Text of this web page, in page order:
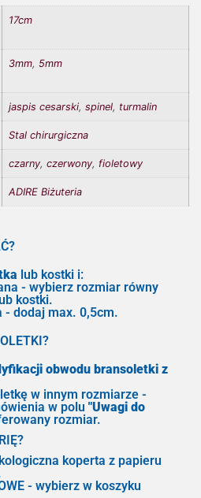
17cm
3mm, 5mm
jaspis cesarski, spinel, turmalin
Stal chirurgiczna
czarny, czerwony, fioletowy
ADIRE Biżuteria
lub kostki i:
- wybierz rozmiar równy
kostki.
dodaj max. 0,5cm.
obwodu bransoletki z
w innym rozmiarze -
w polu "Uwagi do
rozmiar.
koperta z papieru
- wybierz w koszyku